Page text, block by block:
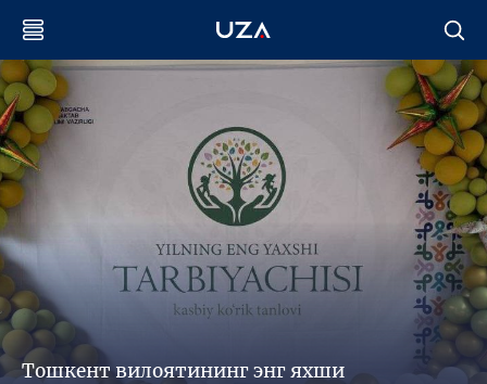
Тошкент вилоятининг энг яхши